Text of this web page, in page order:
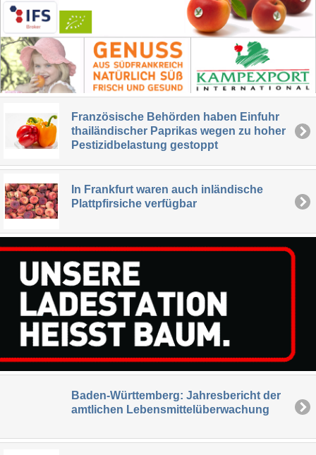
Französische Behörden haben Einfuhr
thailändischer Paprikas wegen zu hoher
Pestizidbelastung gestoppt
In Frankfurt waren auch inländische
Plattpfirsiche verfügbar
Baden-Württemberg: Jahresbericht der
amtlichen Lebensmittelüberwachung